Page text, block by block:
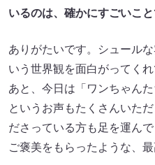
いるのは、確かにすごいこと
ありがたいです。シュール
いう世界観を面白がってく
あと、今日は「ワンちゃん
というお声もたくさんいた
ださっている方も足を運ん
ご褒美をもらったような、